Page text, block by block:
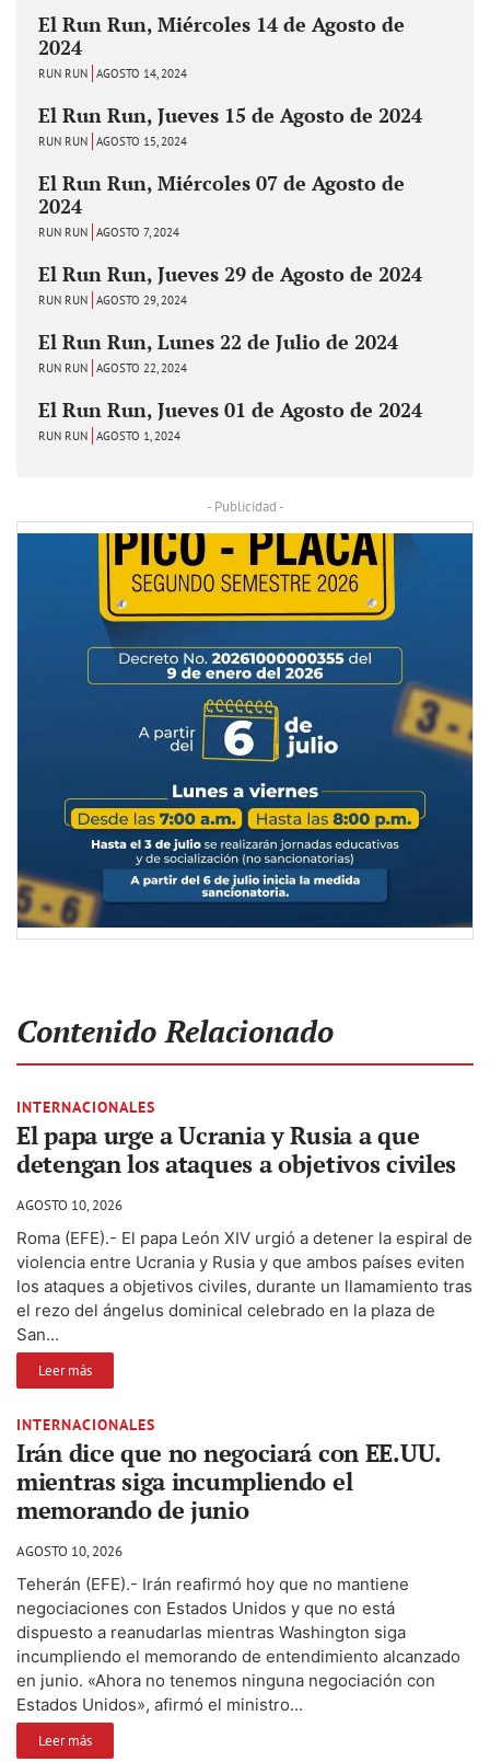
El Run Run, Miércoles 14 de Agosto de
2024
RUN RUN AGOSTO 14, 2024
El Run Run, Jueves 15 de Agosto de 2024
RUN RUN AGOSTO 15, 2024
El Run Run, Miércoles 07 de Agosto de
2024
RUN RUN AGOSTO 7, 2024
El Run Run, Jueves 29 de Agosto de 2024
RUN RUN AGOSTO 29, 2024
El Run Run, Lunes 22 de Julio de 2024
RUN RUN AGOSTO 22, 2024
El Run Run, Jueves 01 de Agosto de 2024
RUN RUN AGOSTO 1, 2024
- Publicidad -
Contenido Relacionado
INTERNACIONALES
El papa urge a Ucrania y Rusia a que
detengan los ataques a objetivos civiles
AGOSTO 10, 2026
Roma (EFE).- El papa León XIV urgió a detener la espiral de
violencia entre Ucrania y Rusia y que ambos países eviten
los ataques a objetivos civiles, durante un llamamiento tras
el rezo del ángelus dominical celebrado en la plaza de
San...
Leer más
INTERNACIONALES
Irán dice que no negociará con EE.UU.
mientras siga incumpliendo el
memorando de junio
AGOSTO 10, 2026
Teherán (EFE).- Irán reafirmó hoy que no mantiene
negociaciones con Estados Unidos y que no está
dispuesto a reanudarlas mientras Washington siga
incumpliendo el memorando de entendimiento alcanzado
en junio. «Ahora no tenemos ninguna negociación con
Estados Unidos», afirmó el ministro...
Leer más